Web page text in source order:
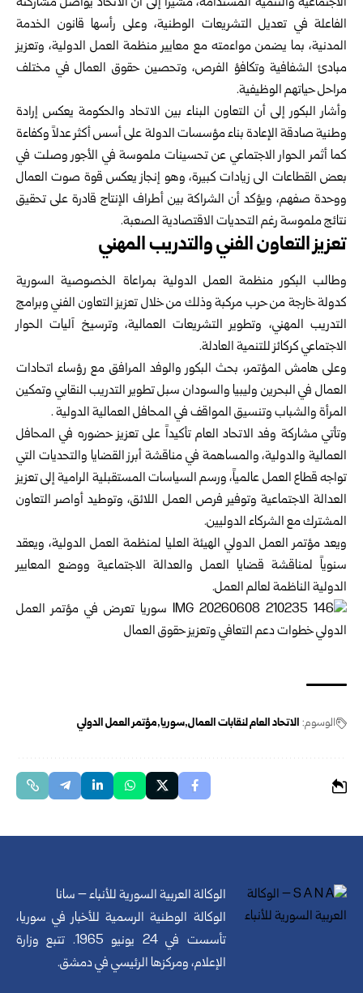
الفاعلة في تعديل ‏التشريعات الوطنية، وعلى رأسها قانون الخدمة
المدنية، بما يضمن مواءمته ‏مع معايير منظمة العمل الدولية، وتعزيز
مبادئ الشفافية وتكافؤ الفرص، ‏وتحصين حقوق العمال في مختلف
مراحل حياتهم الوظيفية‎.‎
وأشار البكور إلى أن التعاون البناء بين الاتحاد والحكومة يعكس إرادة
وطنية ‏صادقة الإعادة بناء مؤسسات الدولة على أسس أكثر عدلاً وكفاءة
كما أثمر ‏الحوار الاجتماعي عن تحسينات ملموسة في الأجور وصلت في
بعض ‏القطاعات الى زيادات كبيرة، وهو إنجاز يعكس قوة صوت العمال
ووحدة ‏صفهم، ويؤكد أن الشراكة بين أطراف الإنتاج قادرة على تحقيق
نتائج ‏ملموسة رغم التحديات الاقتصادية الصعبة‎.‎
تعزيز التعاون الفني والتدريب المهني ‏
وطالب البكور منظمة العمل الدولية بمراعاة الخصوصية السورية
كدولة ‏خارجة من حرب مركبة وذلك من خلال تعزيز التعاون الفني وبرامج
‏التدريب المهني، وتطوير التشريعات العمالية، وترسيخ آليات الحوار
‏الاجتماعي كركائز للتنمية العادلة‎.‎
وعلى هامش المؤتمر، بحث البكور والوفد المرافق مع رؤساء اتحادات
‏العمال في البحرين وليبيا والسودان سبل تطوير التدريب النقابي وتمكين
‏المرأة والشباب وتنسيق المواقف في المحافل العمالية الدولية‎. ‎
وتأتي مشاركة وفد الاتحاد العام تأكيداً على تعزيز حضوره في المحافل
‏العمالية والدولية، والمساهمة في مناقشة أبرز القضايا والتحديات التي
تواجه ‏قطاع العمل عالمياً، ورسم السياسات المستقبلية الرامية إلى تعزيز
العدالة ‏الاجتماعية وتوفير فرص العمل اللائق، وتوطيد أواصر التعاون
المشترك مع ‏الشركاء الدوليين‎.‎
ويعد مؤتمر العمل الدولي الهيئة العليا لمنظمة العمل الدولية، ويعقد
سنوياً ‏لمناقشة قضايا العمل والعدالة الاجتماعية ووضع المعايير
الدولية الناظمة ‏لعالم العمل‎.‎
الوسوم: الاتحاد العام لنقابات العمال سوريا مؤتمر العمل الدولي
الوكالة العربية السورية للأنباء – سانا
الوكالة الوطنية الرسمية للأخبار في سوريا،
تأسست في 24 يونيو 1965. تتبع وزارة
الإعلام، ومركزها الرئيسي في دمشق.